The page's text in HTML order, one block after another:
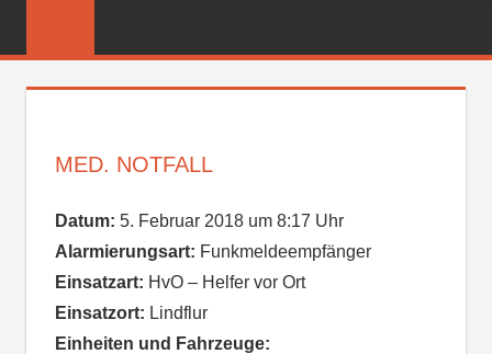
FEUERWEHR
MED. NOTFALL
Datum: 5. Februar 2018 um 8:17 Uhr
Alarmierungsart: Funkmeldeempfänger
Einsatzart: HvO – Helfer vor Ort
Einsatzort: Lindflur
Einheiten und Fahrzeuge: